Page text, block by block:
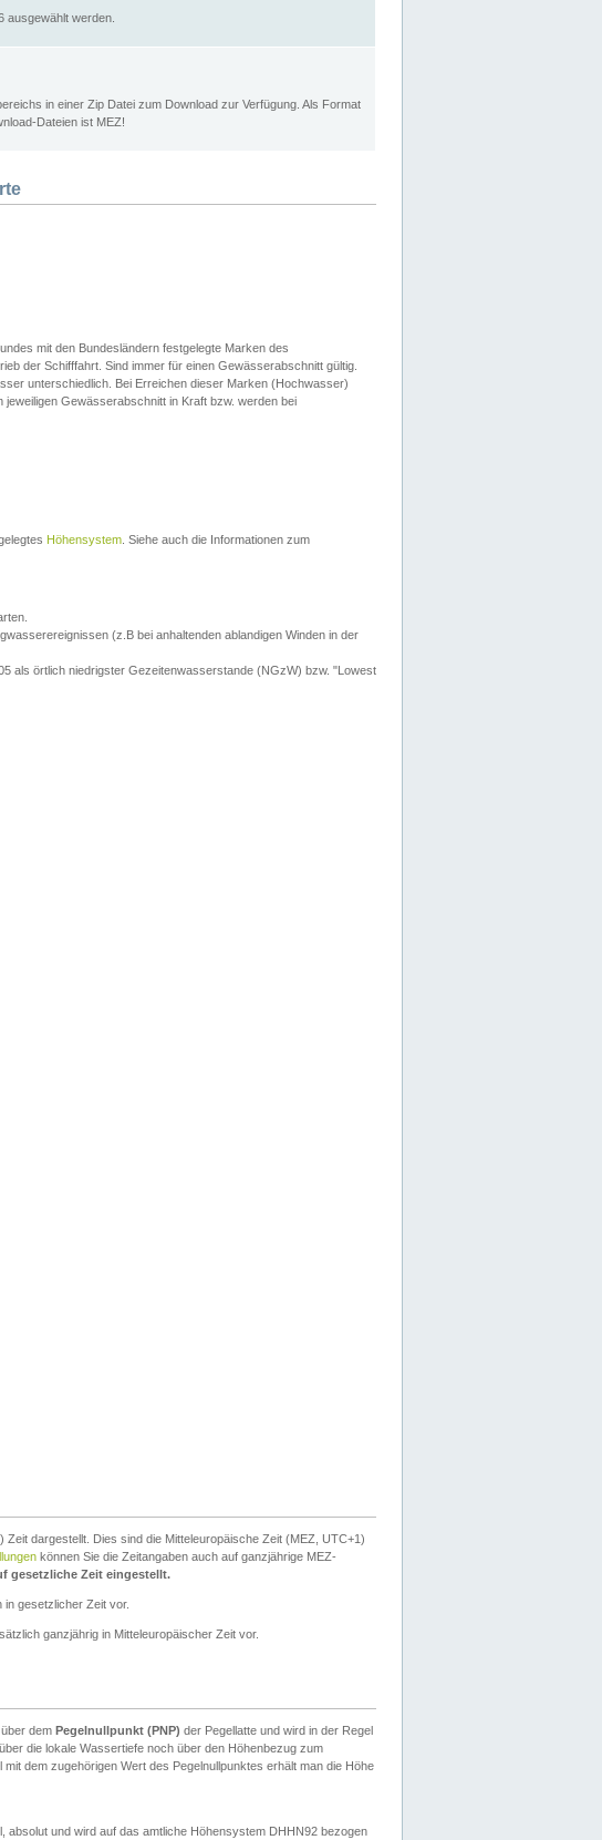
ausgewählt werden.
in einer Zip Datei zum Download zur Verfügung. Als Format
Dateien ist MEZ!
mit den Bundesländern festgelegte Marken des
der Schifffahrt. Sind immer für einen Gewässerabschnitt gültig.
unterschiedlich. Bei Erreichen dieser Marken (Hochwasser)
Gewässerabschnitt in Kraft bzw. werden bei
Höhensystem . Siehe auch die Informationen zum
(z.B bei anhaltenden ablandigen Winden in der
als örtlich niedrigster Gezeitenwasserstande (NGzW) bzw. "Lowest
dargestellt. Dies sind die Mitteleuropäische Zeit (MEZ, UTC+1)
können Sie die Zeitangaben auch auf ganzjährige MEZ-
gesetzliche Zeit eingestellt.
in gesetzlicher Zeit vor.
ganzjährig in Mitteleuropäischer Zeit vor.
dem Pegelnullpunkt (PNP) der Pegellatte und wird in der Regel
die lokale Wassertiefe noch über den Höhenbezug zum
dem zugehörigen Wert des Pegelnullpunktes erhält man die Höhe
und wird auf das amtliche Höhensystem DHHN92 bezogen